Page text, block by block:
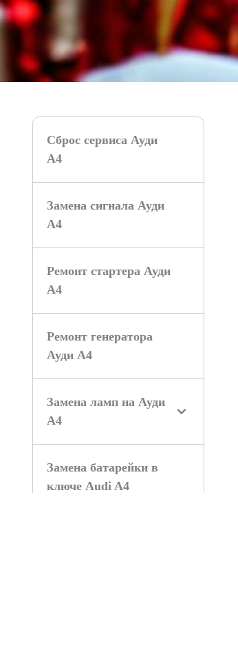
Сброс сервиса Ауди
А4
Замена сигнала Ауди
А4
Ремонт стартера Ауди
А4
Ремонт генератора
Ауди А4
Замена ламп на Ауди
А4
Замена батарейки в
ключе Audi A4